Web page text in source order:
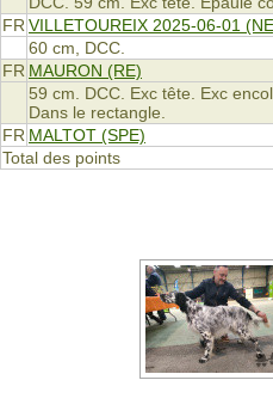
FR VILLETOUREIX 2025-06-01
60 cm, DCC.
FR MAURON (RE)
59 cm. DCC. Exc tête. Exc
Dans le rectangle.
FR MALTOT (SPE)
Total des points